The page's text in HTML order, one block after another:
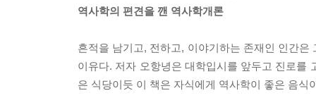
역사학의 편견을 깬 역사학개론
흔적을 남기고, 전하고, 이야기하는 존재인 인간은
이유다. 저자 오항녕은 대학입시를 앞두고 진로를
은 식당이듯 이 책은 자식에게 역사학이 좋은 음식